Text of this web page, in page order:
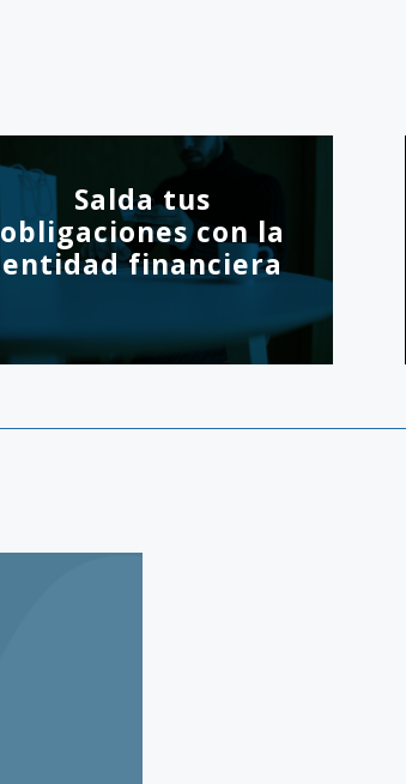
Salda tus
obligaciones con la
entidad financiera